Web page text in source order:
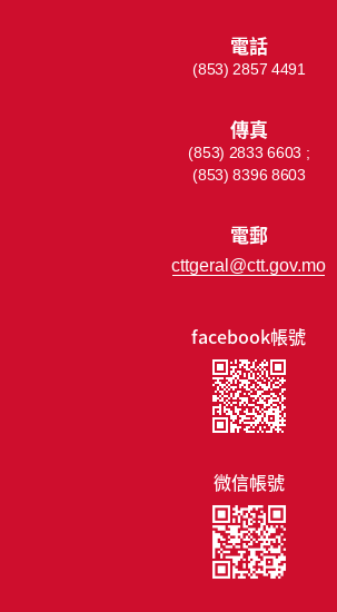
facebook帳號
微信帳號
電話
(853) 2857 4491
傳真
(853) 2833 6603 ;
(853) 8396 8603
電郵
cttgeral@ctt.gov.mo